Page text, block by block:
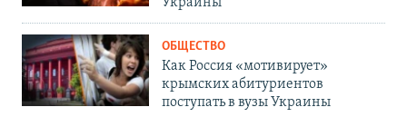
ОБЩЕСТВО
Как Россия «мотивирует»
крымских абитуриентов
поступать в вузы Украины